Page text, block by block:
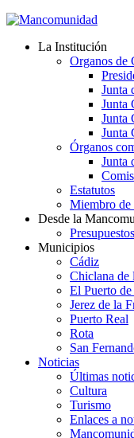
La Institución
Organos de
Junta
Junta
Junta
Junta
Órganos
Junta
Estatutos
Miembro de
Desde la
Presupuestos
Municipios
Cádiz
Chiclana de
El Puerto
Jerez de la
Puerto Real
Rota
San
Noticias
Últimas
Cultura
Turismo
Enlaces a